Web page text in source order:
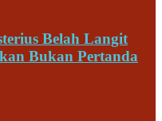
Belah Langit
Bukan Pertanda